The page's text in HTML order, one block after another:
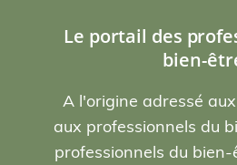
Le portail des
bien-
A l'origine adressé
aux professionnels du
professionnels du bien-